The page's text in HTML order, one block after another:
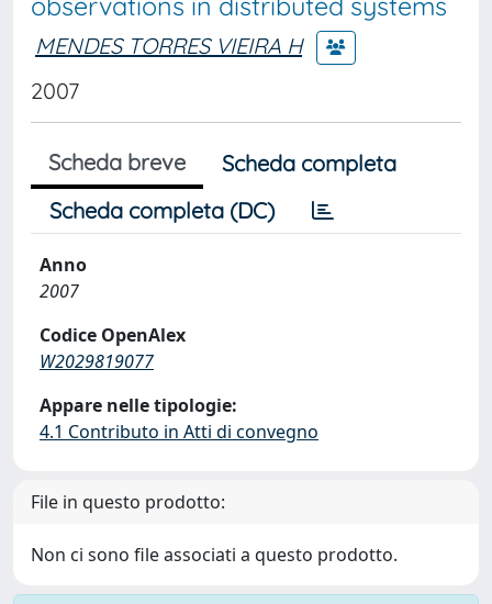
MENDES TORRES VIEIRA H
2007
Scheda breve
Scheda completa
Scheda completa (DC)
Anno
2007
Codice OpenAlex
W2029819077
Appare nelle tipologie:
4.1 Contributo in Atti di convegno
File in questo prodotto:
Non ci sono file associati a questo prodotto.